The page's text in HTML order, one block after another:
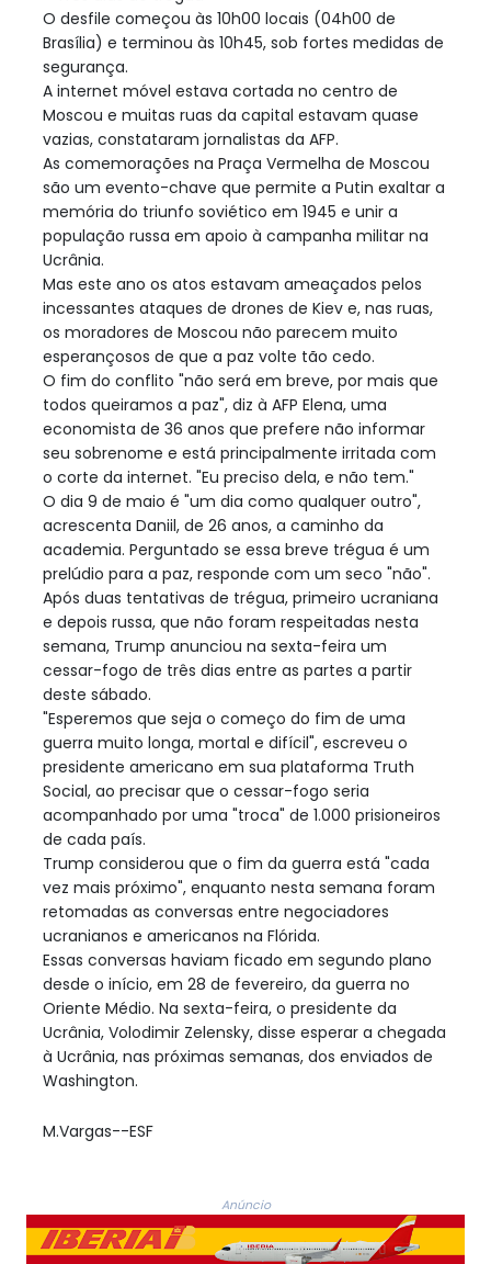
O desfile começou às 10h00 locais (04h00 de
Brasília) e terminou às 10h45, sob fortes medidas de
segurança.
A internet móvel estava cortada no centro de
Moscou e muitas ruas da capital estavam quase
vazias, constataram jornalistas da AFP.
As comemorações na Praça Vermelha de Moscou
são um evento-chave que permite a Putin exaltar a
memória do triunfo soviético em 1945 e unir a
população russa em apoio à campanha militar na
Ucrânia.
Mas este ano os atos estavam ameaçados pelos
incessantes ataques de drones de Kiev e, nas ruas,
os moradores de Moscou não parecem muito
esperançosos de que a paz volte tão cedo.
O fim do conflito "não será em breve, por mais que
todos queiramos a paz", diz à AFP Elena, uma
economista de 36 anos que prefere não informar
seu sobrenome e está principalmente irritada com
o corte da internet. "Eu preciso dela, e não tem."
O dia 9 de maio é "um dia como qualquer outro",
acrescenta Daniil, de 26 anos, a caminho da
academia. Perguntado se essa breve trégua é um
prelúdio para a paz, responde com um seco "não".
Após duas tentativas de trégua, primeiro ucraniana
e depois russa, que não foram respeitadas nesta
semana, Trump anunciou na sexta-feira um
cessar-fogo de três dias entre as partes a partir
deste sábado.
"Esperemos que seja o começo do fim de uma
guerra muito longa, mortal e difícil", escreveu o
presidente americano em sua plataforma Truth
Social, ao precisar que o cessar-fogo seria
acompanhado por uma "troca" de 1.000 prisioneiros
de cada país.
Trump considerou que o fim da guerra está "cada
vez mais próximo", enquanto nesta semana foram
retomadas as conversas entre negociadores
ucranianos e americanos na Flórida.
Essas conversas haviam ficado em segundo plano
desde o início, em 28 de fevereiro, da guerra no
Oriente Médio. Na sexta-feira, o presidente da
Ucrânia, Volodimir Zelensky, disse esperar a chegada
à Ucrânia, nas próximas semanas, dos enviados de
Washington.
M.Vargas--ESF
Anúncio